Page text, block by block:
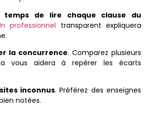
temps de lire chaque clause du
professionnel transparent expliquera
la concurrence. Comparez plusieurs
vous aidera à repérer les écarts
inconnus. Préférez des enseignes
notées.